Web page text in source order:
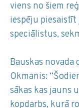
viens no šiem
iespēju
speciālistus,
Bauskas novada
Okmanis:
sākas kas jauns
kopdarbs, kurā